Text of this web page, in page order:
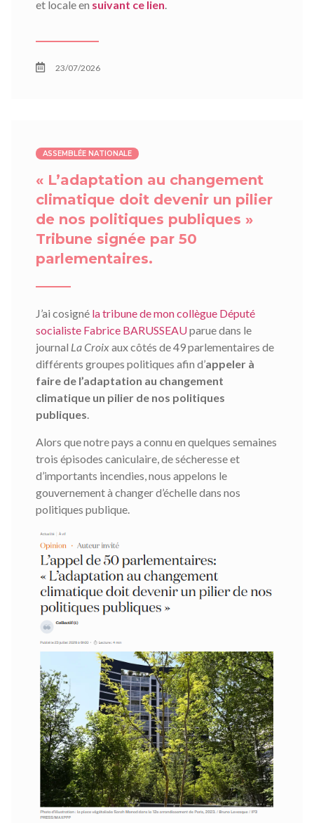
et locale en suivant ce lien.
23/07/2026
ASSEMBLÉE NATIONALE
« L’adaptation au changement
climatique doit devenir un pilier
de nos politiques publiques »
Tribune signée par 50
parlementaires.
J’ai cosigné la tribune de mon collègue Député
socialiste Fabrice BARUSSEAUparue dans le
journal La Croixaux côtés de 49 parlementaires de
différents groupes politiques afin d’appeler à
faire de l’adaptation au changement
climatique un pilier de nos politiques
publiques.
Alors que notre pays a connu en quelques semaines
trois épisodes caniculaire, de sécheresse et
d’importants incendies, nous appelons le
gouvernement à changer d’échelle dans nos
politiques publique.